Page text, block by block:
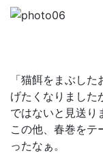
「猫餌をまぶし
げたくなりました
ではないと見送り
この他、春巻をテ
ったなぁ。